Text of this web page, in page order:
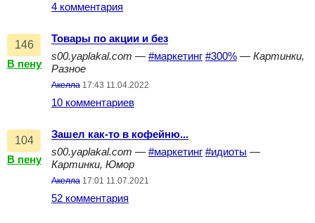
4 комментария
146
В пену
Товары по акции и без
s00.yaplakal.com — #маркетинг #300% — Картинки,
Разное
Акелла 17:43 11.04.2022
10 комментариев
104
В пену
Зашел как-то в кофейню...
s00.yaplakal.com — #маркетинг #идиоты —
Картинки, Юмор
Акелла 17:01 11.07.2021
52 комментария